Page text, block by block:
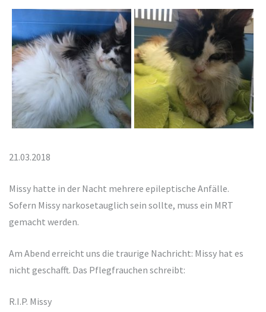
21.03.2018
Missy hatte in der Nacht mehrere epileptische Anfälle.
Sofern Missy narkosetauglich sein sollte, muss ein MRT
gemacht werden.
Am Abend erreicht uns die traurige Nachricht: Missy hat es
nicht geschafft. Das Pflegfrauchen schreibt:
R.I.P. Missy